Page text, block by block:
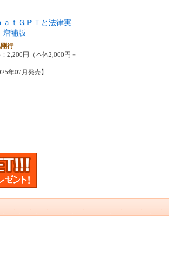
ａｔＧＰＴと法律実
補版
剛行
2,200円（本体2,000円＋
年07月発売】